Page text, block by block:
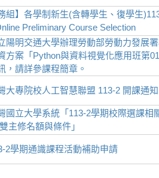
組】各學制新生(含轉學生、復學生
Preliminary Course Selection
陽明交通大學辦理勞動部勞動力發展
方案「Python與資料視覺化應用班第
，請詳參課程簡章。
大專院校人工智慧聯盟 113-2 開課通知
國立大學系統「113-2學期校際選課相
主修名額與條件」
2學期通識課程活動補助申請